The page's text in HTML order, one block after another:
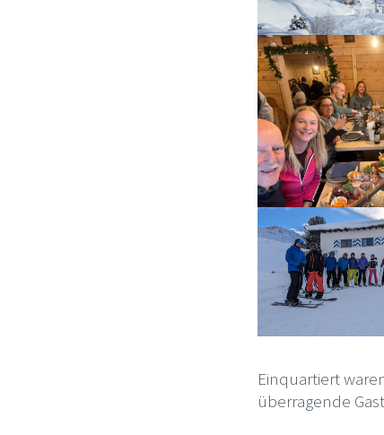
Einquartiert
überragende